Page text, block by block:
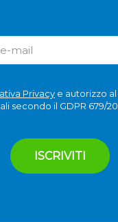
Privacye autorizzo
secondo il GDPR 679/